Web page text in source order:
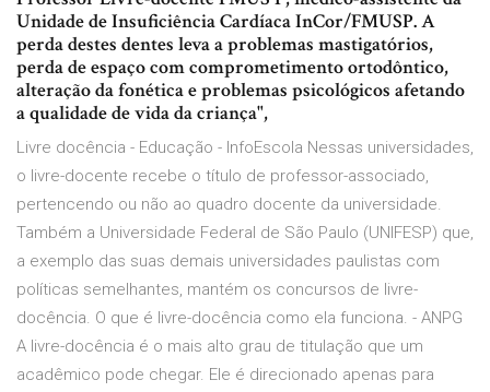
Unidade de Insuficiência Cardíaca InCor/FMUSP. A
perda destes dentes leva a problemas mastigatórios,
perda de espaço com comprometimento ortodôntico,
alteração da fonética e problemas psicológicos afetando
a qualidade de vida da criança",
Livre docência - Educação - InfoEscola Nessas universidades,
o livre-docente recebe o título de professor-associado,
pertencendo ou não ao quadro docente da universidade.
Também a Universidade Federal de São Paulo (UNIFESP) que,
a exemplo das suas demais universidades paulistas com
políticas semelhantes, mantém os concursos de livre-
docência. O que é livre-docência como ela funciona. - ANPG
A livre-docência é o mais alto grau de titulação que um
acadêmico pode chegar. Ele é direcionado apenas para